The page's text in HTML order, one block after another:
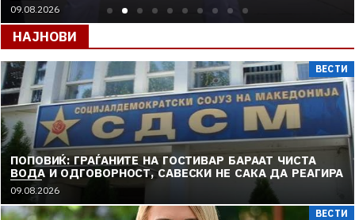
09.08.2026
НАЈНОВИ
ВЕСТИ
ПОПОВИЌ: ГРАЃАНИТЕ НА ГОСТИВАР БАРААТ ЧИСТА
ВОДА И ОДГОВОРНОСТ, САВЕСКИ НЕ САКА ДА РЕАГИРА
09.08.2026
ВЕСТИ